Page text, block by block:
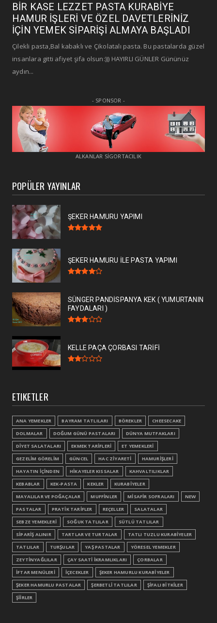
BİR KASE LEZZET PASTA KURABİYE
HAMUR İŞLERİ VE ÖZEL DAVETLERİNİZ
İÇİN YEMEK SİPARİŞİ ALMAYA BAŞLADI
Çilekli pasta,Bal kabaklı ve Çikolatalı pasta. Bu pastalarda güzel
insanlara gitti afiyet şifa olsun:))) HAYIRLI GÜNLER Gününüz
aydın...
- SPONSOR -
ALKANLAR SİGORTACILIK
POPÜLER YAYINLAR
ŞEKER HAMURU YAPIMI
ŞEKER HAMURU İLE PASTA YAPIMI
SÜNGER PANDİSPANYA KEK ( YUMURTANIN
FAYDALARI )
KELLE PAÇA ÇORBASI TARİFİ
ETIKETLER
ANA YEMEKLER BAYRAM TATLILARI BÖREKLER
CHEESECAKE
DOLMALAR
DOĞUM GÜNÜ PASTALARI
DÜNYA MUTFAKLARI
DİYET SALATALARI
EKMEK TARİFLERİ
ET YEMEKLERİ
GEZELİM GÖRELİM
GÜNCEL HAC ZİYARETİ
HAMURİŞLERİ
HAYATIN İÇİNDEN
HİKAYELER KISSALAR
KAHVALTILIKLAR
KEBABLAR
KEK-PASTA KEKLER
KURABİYELER
MAYALILAR VE POĞAÇALAR
MUFFİNLER MİSAFİR SOFRALARI
NEW
PASTALAR
PRATİK TARİFLER REÇELLER
SALATALAR
SEBZE YEMEKLERİ
SOĞUK TATLILAR
SÜTLÜ TATLILAR
SİPARİŞ ALINIR
TARTLAR VE TURTALAR
TATLI TUZLU KURABİYELER
TATLILAR
TURŞULAR YAŞ PASTALAR
YÖRESEL YEMEKLER
ZEYTİNYAĞLILAR
ÇAY SAATİ İKRAMLIKLARI
ÇORBALAR
İFTAR MENÜLERİ
İÇECEKLER
ŞEKER HAMURLU KURABİYELER
ŞEKER HAMURLU PASTALAR
ŞERBETLİ TATLILAR
ŞİFALI BİTKİLER
ŞİİRLER